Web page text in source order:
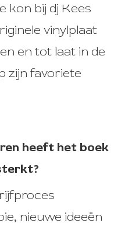
kon bij dj Kees
vinylplaat
en tot laat in de
zijn favoriete
heeft het boek
nieuwe ideeën